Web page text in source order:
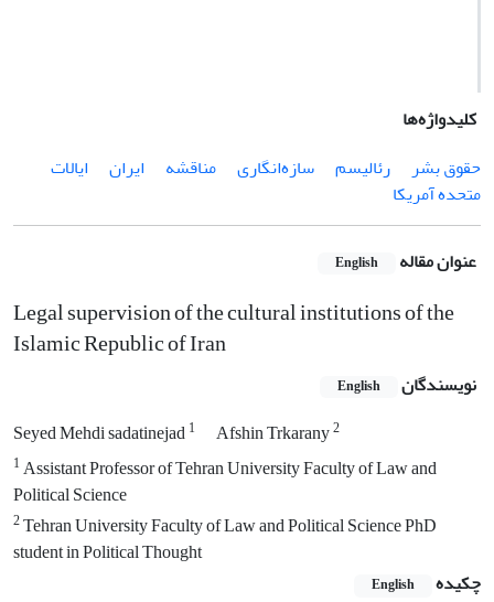
کلیدواژه‌ها
حقوق بشر
رئالیسم سازه‌انگاری مناقشه ایران
ایالات
متحده آمریکا
عنوان مقاله English
Legal supervision of the cultural institutions of the
Islamic Republic of Iran
نویسندگان English
Seyed Mehdi sadatinejad1 Afshin Trkarany2
1Assistant Professor of Tehran University Faculty of Law and
Political Science
2Tehran University Faculty of Law and Political Science PhD
student in Political Thought
چکیده
English